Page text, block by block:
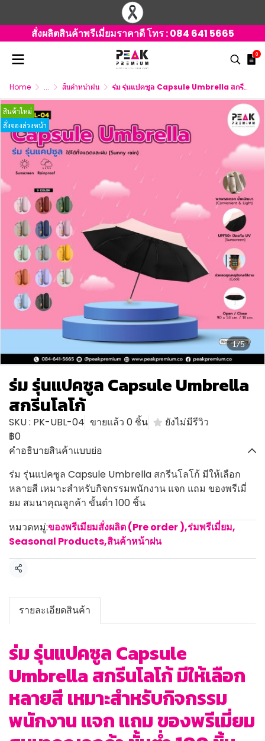
สั่งผลิตสินค้าพรีเมี่ยมราคาดี โทร :084 641 5665
0
Home ... สินค้าหน้าฝน ร่ม รุ่นแปคซูล Capsule Umbrella สกรีนโลโก้
1/5
สินค้าใหม่
สั่งจองล่วงหน้า
ร่ม รุ่นแปคซูล Capsule Umbrella
สกรีนโลโก้
SKU : PK-UBL-04 ขายแล้ว 0 ชิ้น
ยังไม่มีรีวิว
฿0
คำอธิบายสินค้าแบบย่อ
ร่ม รุ่นแปคซูล Capsule Umbrella สกรีนโลโก้ มีให้เลือก
หลายสี เหมาะสำหรับกิจกรรมพนักงาน แจก แถม ของพรีเมี่
ยม สมนาคุณลูกค้า ขั้นต่ำ 100 ชิ้น
หมวดหมู่:ของพรีเมียมสั่งผลิต (Pre order ),ร่มพรีเมี่ยม,
Seasonal Products,สินค้าหน้าฝน
แชร์
รายละเอียดสินค้า
ร่ม รุ่นแปคซูล Capsule
Umbrella สกรีนโลโก้ มีให้เลือก
หลายสี เหมาะสำหรับกิจกรรม
พนักงาน แจก แถม ของพรีเมี่ยม